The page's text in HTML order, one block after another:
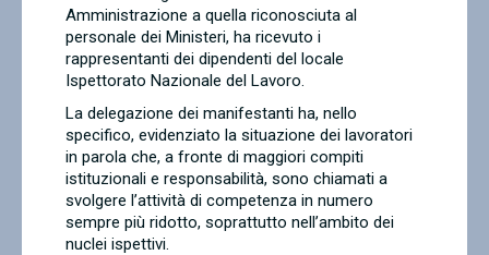
Amministrazione a quella riconosciuta al
personale dei Ministeri, ha ricevuto i
rappresentanti dei dipendenti del locale
Ispettorato Nazionale del Lavoro.
La delegazione dei manifestanti ha, nello
specifico, evidenziato la situazione dei lavoratori
in parola che, a fronte di maggiori compiti
istituzionali e responsabilità, sono chiamati a
svolgere l’attività di competenza in numero
sempre più ridotto, soprattutto nell’ambito dei
nuclei ispettivi.